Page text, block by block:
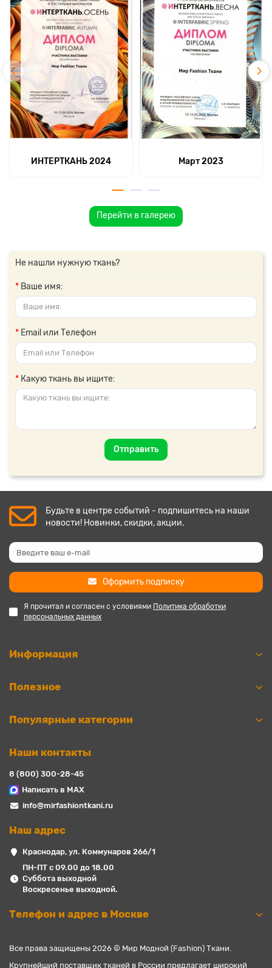
ИНТЕРТКАНЬ 2024 Март 2023
Перейти в галерею
Не нашли нужную ткань?
Ваше имя:
Email или Телефон
Какую ткань вы ищите:
Отправить
Будьте в центре событий - подпишитесь на наши
новости! Новинки, скидки, акции.
Оформить подписку
Я прочитал и согласен с условиями Политика обработки
персональных данных
Информация
Полезное
Популярные категории
Наши контакты
8 (800) 300-28-45
Написать в MAX
info@mirfashiontkani.ru
Наш адрес
Краснодар, ул. Коммунаров 266/1
ПН-ПТ с 09.00 до 18.00
Суббота выходной
Воскресенье выходной.
Телефон и адрес в Москве
Все права защищены 2026 © Мир Модной (Fashion) Ткани.
Крупнейший поставщик тканей в России предлагает широкий